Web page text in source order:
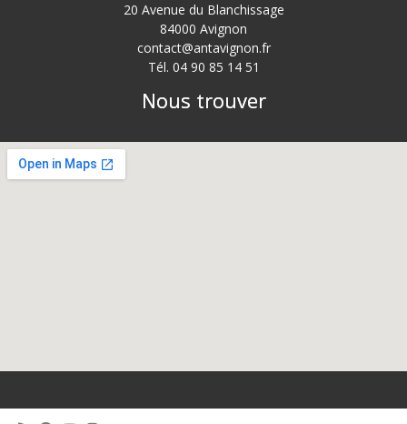
20 Avenue du Blanchissage
84000 Avignon
contact@antavignon.fr
Tél. 04 90 85 14 51
Nous trouver